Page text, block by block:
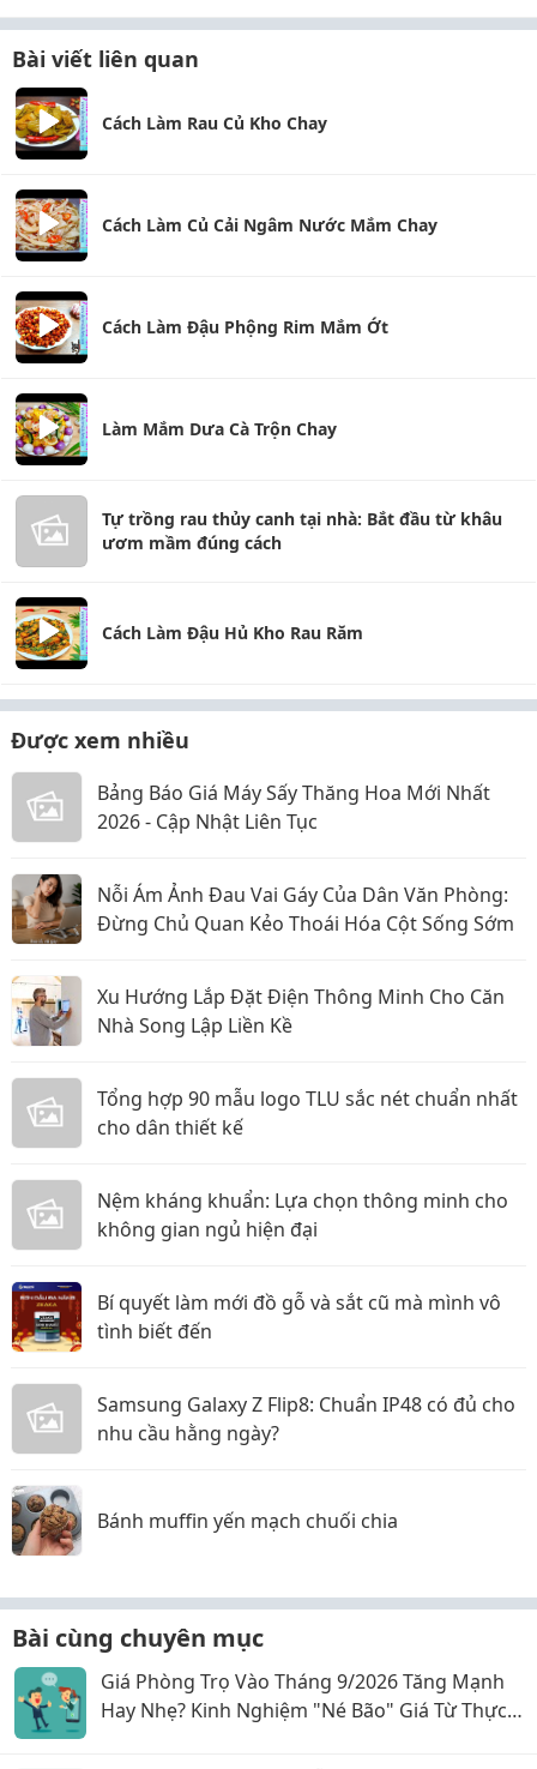
Bài viết liên quan
Cách Làm Rau Củ Kho Chay
Cách Làm Củ Cải Ngâm Nước Mắm Chay
Cách Làm Đậu Phộng Rim Mắm Ớt
Làm Mắm Dưa Cà Trộn Chay
Tự trồng rau thủy canh tại nhà: Bắt đầu từ khâu
ươm mầm đúng cách
Cách Làm Đậu Hủ Kho Rau Răm
Được xem nhiều
Bảng Báo Giá Máy Sấy Thăng Hoa Mới Nhất
2026 - Cập Nhật Liên Tục
Nỗi Ám Ảnh Đau Vai Gáy Của Dân Văn Phòng:
Đừng Chủ Quan Kẻo Thoái Hóa Cột Sống Sớm
Xu Hướng Lắp Đặt Điện Thông Minh Cho Căn
Nhà Song Lập Liền Kề
Tổng hợp 90 mẫu logo TLU sắc nét chuẩn nhất
cho dân thiết kế
Nệm kháng khuẩn: Lựa chọn thông minh cho
không gian ngủ hiện đại
Bí quyết làm mới đồ gỗ và sắt cũ mà mình vô
tình biết đến
Samsung Galaxy Z Flip8: Chuẩn IP48 có đủ cho
nhu cầu hằng ngày?
Bánh muffin yến mạch chuối chia
Bài cùng chuyên mục
Giá Phòng Trọ Vào Tháng 9/2026 Tăng Mạnh
Hay Nhẹ? Kinh Nghiệm "Né Bão" Giá Từ Thực